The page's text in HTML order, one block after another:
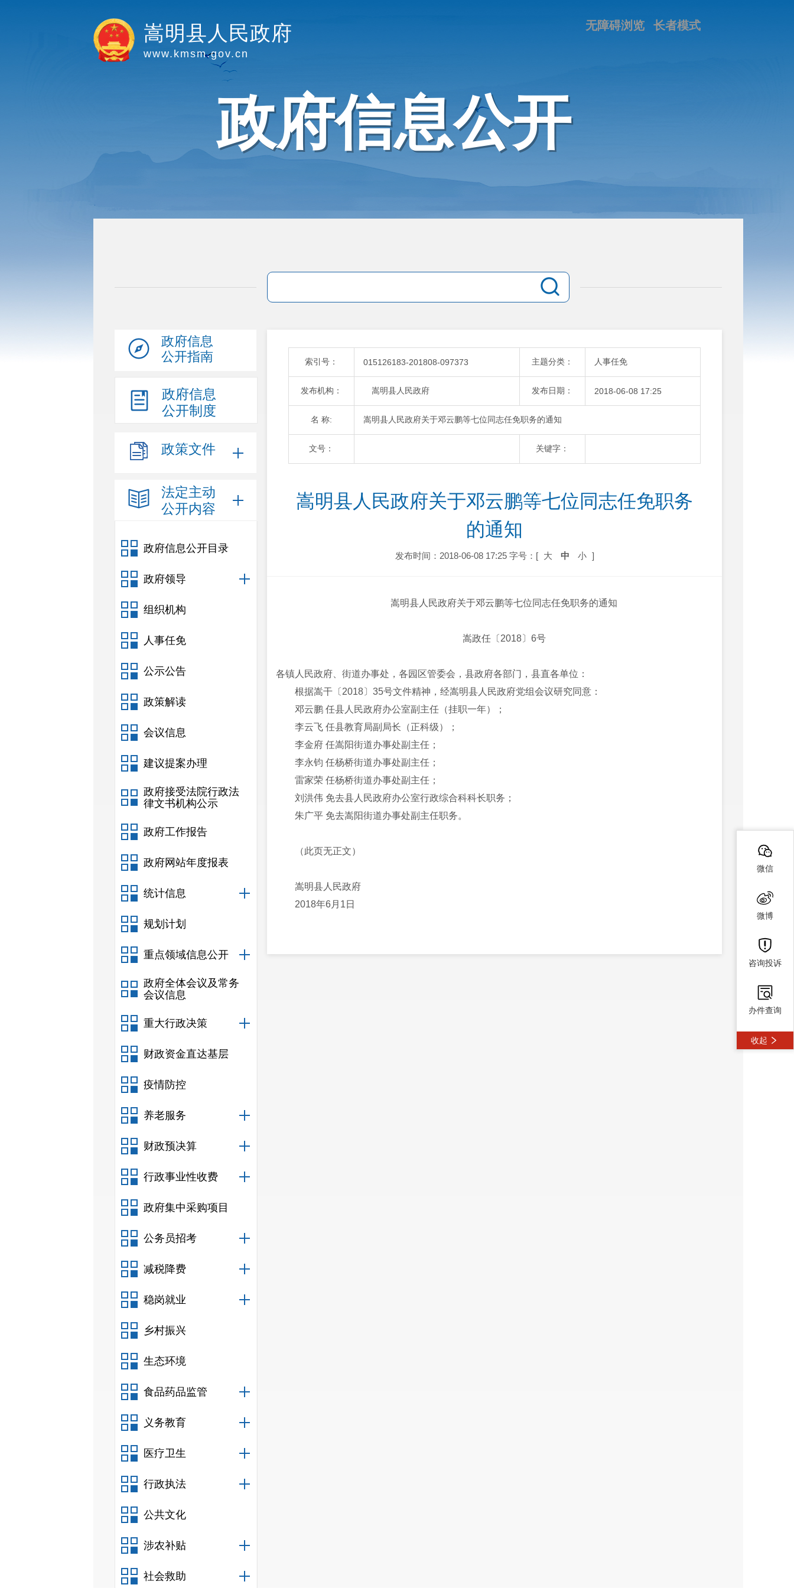
长者模式
无障碍浏览
嵩明县人民政府
www.kmsm.gov.cn
政府信息公开
政府信息
公开指南
政府信息
公开制度
政策文件
法定主动
公开内容
政府信息公开目录
政府领导
组织机构
人事任免
公示公告
政策解读
会议信息
建议提案办理
政府接受法院行政法
律文书机构公示
政府工作报告
政府网站年度报表
统计信息
规划计划
重点领域信息公开
政府全体会议及常务
会议信息
重大行政决策
财政资金直达基层
疫情防控
养老服务
财政预决算
行政事业性收费
政府集中采购项目
公务员招考
减税降费
稳岗就业
乡村振兴
生态环境
食品药品监管
义务教育
医疗卫生
行政执法
公共文化
涉农补贴
社会救助
索引号： 015126183-201808-097373 主题分类： 人事任免
发布机构： 嵩明县人民政府 发布日期： 2018-06-08 17:25
名 称: 嵩明县人民政府关于邓云鹏等七位同志任免职务的通知
文号： 关键字：
嵩明县人民政府关于邓云鹏等七位同志任免职务
的通知
发布时间：2018-06-08 17:25 字号：[ 大 中 小 ]
嵩明县人民政府关于邓云鹏等七位同志任免职务的通知
嵩政任〔2018〕6号
各镇人民政府、街道办事处，各园区管委会，县政府各部门，县直各单位：
根据嵩干〔2018〕35号文件精神，经嵩明县人民政府党组会议研究同意：
邓云鹏 任县人民政府办公室副主任（挂职一年）；
李云飞 任县教育局副局长（正科级）；
李金府 任嵩阳街道办事处副主任；
李永钧 任杨桥街道办事处副主任；
雷家荣 任杨桥街道办事处副主任；
刘洪伟 免去县人民政府办公室行政综合科科长职务；
朱广平 免去嵩阳街道办事处副主任职务。
（此页无正文）
嵩明县人民政府
2018年6月1日
微信
微博
咨询投诉
办件查询
收起